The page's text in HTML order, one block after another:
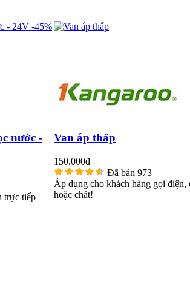
-45%
nước -
trực tiếp
Van áp thấp
150.000đ
Đã bán 973
Áp dụng cho khách hàng gọi điện,
hoặc chát!